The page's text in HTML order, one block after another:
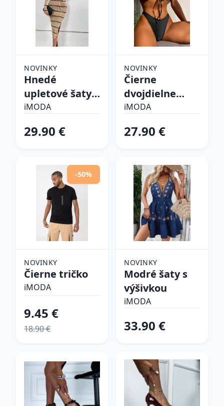
NOVINKY
Hnedé
upletové šaty
prúžkované
iMODA
29.90 €
NOVINKY
Čierne
dvojdielne
plavky
iMODA
27.90 €
-50%
NOVINKY
Čierne tričko
iMODA
9.45 €
18.90 €
NOVINKY
Modré šaty s
výšivkou
iMODA
33.90 €